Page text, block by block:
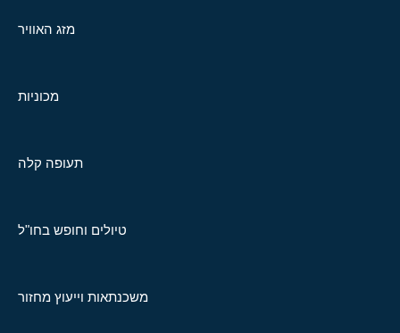
מזג האוויר
מכוניות
תעופה קלה
טיולים וחופש בחו"ל
משכנתאות וייעוץ מחזור